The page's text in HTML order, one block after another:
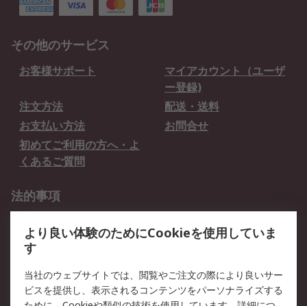
その他のサービス
お客様サポート
マイアカウント（ユーザ
ー登録)
注文方法
配送・送料
お支払い方法
お問合せ
初めてご利用の方へ・よ
くあるご質問
法的事項
クッキーポリシー
RSについて
会社概要 採用情報
より良い体験のためにCookieを使用していま
す
当社のウェブサイトでは、閲覧やご注文の際により良いサー
ビスを提供し、表示されるコンテンツをパーソナライズする